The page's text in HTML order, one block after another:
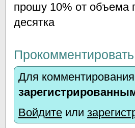
прошу 10% от объема
десятка
Для
Войдите или